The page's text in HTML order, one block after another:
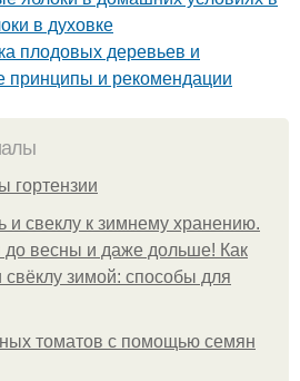
в духовке
плодовых деревьев и
принципы и рекомендации
гортензии
и свеклу к зимнему хранению.
весны и даже дольше! Как
свёклу зимой: способы для
томатов с помощью семян